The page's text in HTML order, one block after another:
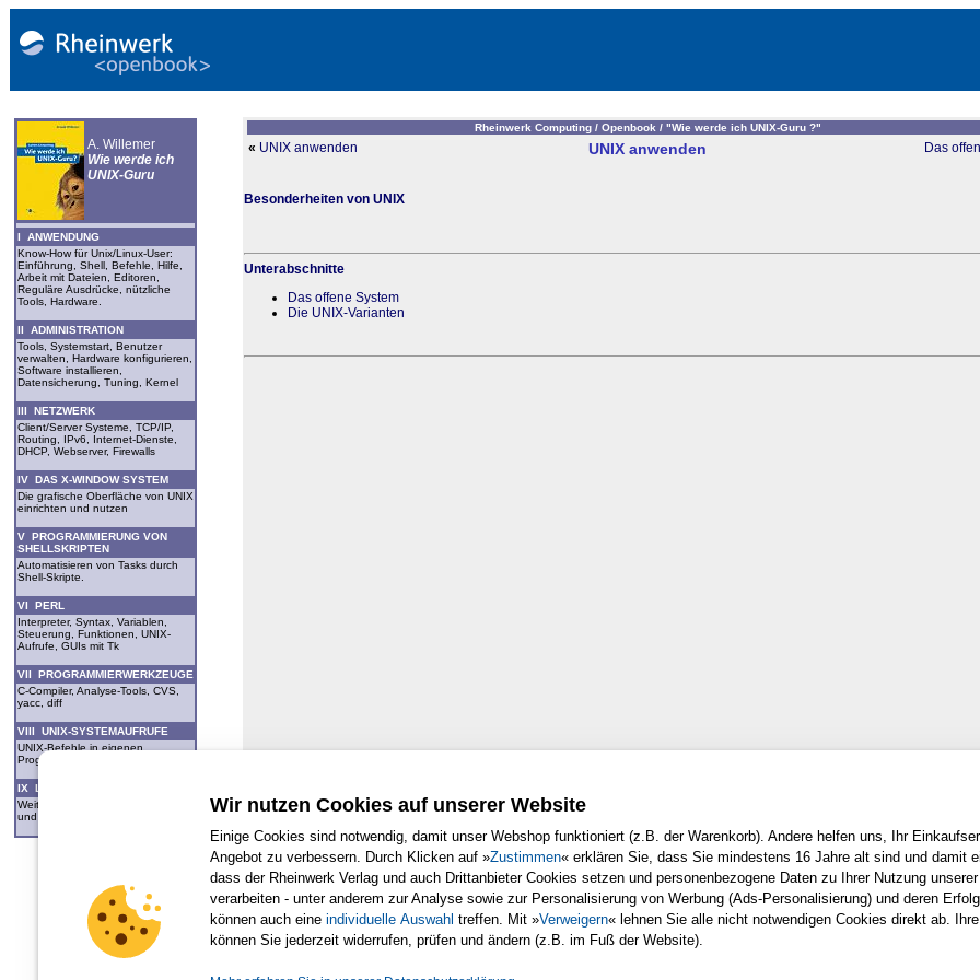
Wir nutzen Cookies auf unserer Website
Einige Cookies sind notwendig, damit unser Webshop funktioniert (z.B. der Warenkorb). Andere helfen uns, Ihr
Angebot zu verbessern. Durch Klicken auf »Zustimmen« erklären Sie, dass Sie mindestens 16 Jahre alt sind und damit
dass der Rheinwerk Verlag und auch Drittanbieter Cookies setzen und personenbezogene Daten zu Ihrer Nutzung
verarbeiten - unter anderem zur Analyse sowie zur Personalisierung von Werbung (Ads-Personalisierung) und deren
können auch eine individuelle Auswahl treffen. Mit »Verweigern« lehnen Sie alle nicht notwendigen Cookies direkt ab.
können Sie jederzeit widerrufen, prüfen und ändern (z.B. im Fuß der Website).
A. Willemer
Wie werde ich
UNIX-Guru
I ANWENDUNG
Know-How für Unix/Linux-User:
Einführung, Shell, Befehle, Hilfe,
Arbeit mit Dateien, Editoren,
Reguläre Ausdrücke, nützliche
Tools, Hardware.
II ADMINISTRATION
Tools, Systemstart, Benutzer
verwalten, Hardware konfigurieren,
Software installieren,
Datensicherung, Tuning, Kernel
III NETZWERK
Client/Server Systeme, TCP/IP,
Routing, IPv6, Internet-Dienste,
DHCP, Webserver, Firewalls
IV DAS X-WINDOW SYSTEM
Die grafische Oberfläche von UNIX
einrichten und nutzen
V PROGRAMMIERUNG VON
SHELLSKRIPTEN
Automatisieren von Tasks durch
Shell-Skripte.
VI PERL
Interpreter, Syntax, Variablen,
Steuerung, Funktionen, UNIX-
Aufrufe, GUIs mit Tk
VII PROGRAMMIERWERKZEUGE
C-Compiler, Analyse-Tools, CVS,
yacc, diff
VIII UNIX-SYSTEMAUFRUFE
UNIX-Befehle in eigenen
Programmen nutzen
IX LITERATUR
Weiterführende Literatur zu UNIX
und LINUX
Rheinwerk Computing / Openbook / "Wie werde ich UNIX-Guru ?"
« UNIX anwenden UNIX anwenden Das
Besonderheiten von UNIX
Unterabschnitte
Das offene System
Die UNIX-Varianten
Copyright © Rheinwerk Verlag GmbH 2003
Für Ihren privaten Gebrauch dürfen Sie die Online-Version natürlich ausdrucken. Ansonsten unterliegt das Openbook denselben Bestimmungen
urheberrechtlich geschützt.
Alle Rechte vorbehalten einschließlich der Vervielfältigung, Übersetzung, Mikroverfilmung sowie Einspeicherung und